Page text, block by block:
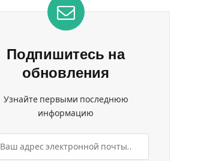
Подпишитесь на
обновления
Узнайте первыми последнюю
информацию